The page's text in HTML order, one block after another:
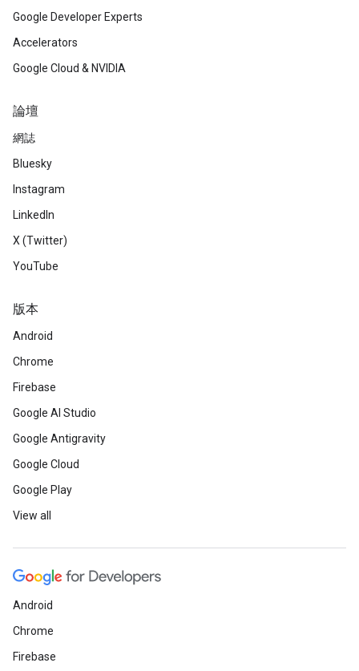
Google Developer Experts
Accelerators
Google Cloud & NVIDIA
論壇
網誌
Bluesky
Instagram
LinkedIn
X (Twitter)
YouTube
版本
Android
Chrome
Firebase
Google AI Studio
Google Antigravity
Google Cloud
Google Play
View all
Android
Chrome
Firebase